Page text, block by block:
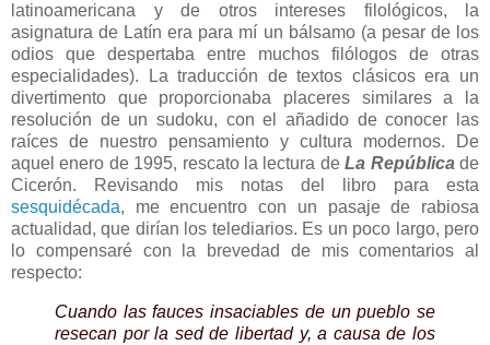
latinoamericana y de otros intereses filológicos, la
asignatura de Latín era para mí un bálsamo (a pesar de los
odios que despertaba entre muchos filólogos de otras
especialidades). La traducción de textos clásicos era un
divertimento que proporcionaba placeres similares a la
resolución de un sudoku, con el añadido de conocer las
raíces de nuestro pensamiento y cultura modernos. De
aquel enero de 1995, rescato la lectura deLa República de
Cicerón. Revisando mis notas del libro para esta
sesquidécada, me encuentro con un pasaje de rabiosa
actualidad, que dirían los telediarios. Es un poco largo, pero
lo compensaré con la brevedad de mis comentarios al
respecto:
Cuando las fauces insaciables de un pueblo se
resecan por la sed de libertad y, a causa de los